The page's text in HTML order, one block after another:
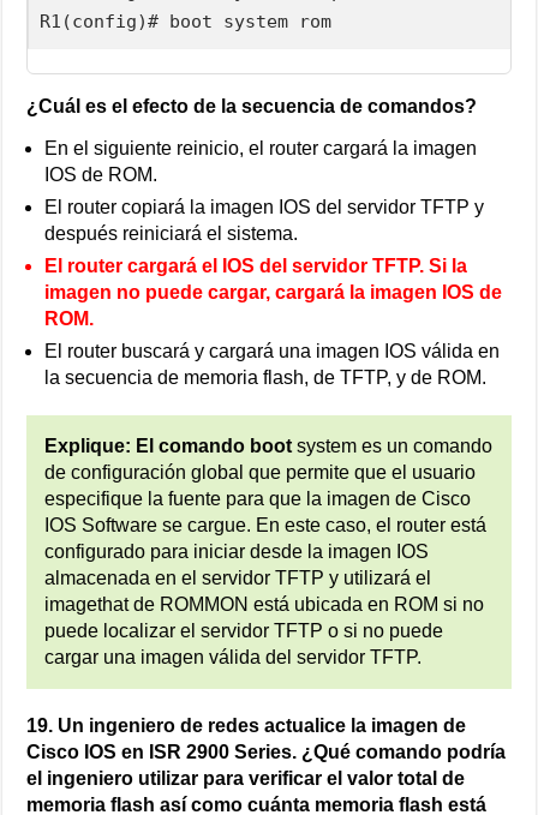
R1(config)# boot system rom
¿Cuál es el efecto de la secuencia de comandos?
En el siguiente reinicio, el router cargará la imagen
IOS de ROM.
El router copiará la imagen IOS del servidor TFTP y
después reiniciará el sistema.
El router cargará el IOS del servidor TFTP. Si la
imagen no puede cargar, cargará la imagen IOS de
ROM.
El router buscará y cargará una imagen IOS válida en
la secuencia de memoria flash, de TFTP, y de ROM.
Explique: El comando bootsystem es un comando
de configuración global que permite que el usuario
especifique la fuente para que la imagen de Cisco
IOS Software se cargue. En este caso, el router está
configurado para iniciar desde la imagen IOS
almacenada en el servidor TFTP y utilizará el
imagethat de ROMMON está ubicada en ROM si no
puede localizar el servidor TFTP o si no puede
cargar una imagen válida del servidor TFTP.
19. Un ingeniero de redes actualice la imagen de
Cisco IOS en ISR 2900 Series. ¿Qué comando podría
el ingeniero utilizar para verificar el valor total de
memoria flash así como cuánta memoria flash está